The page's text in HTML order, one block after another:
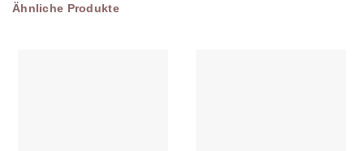
Ähnliche Produkte